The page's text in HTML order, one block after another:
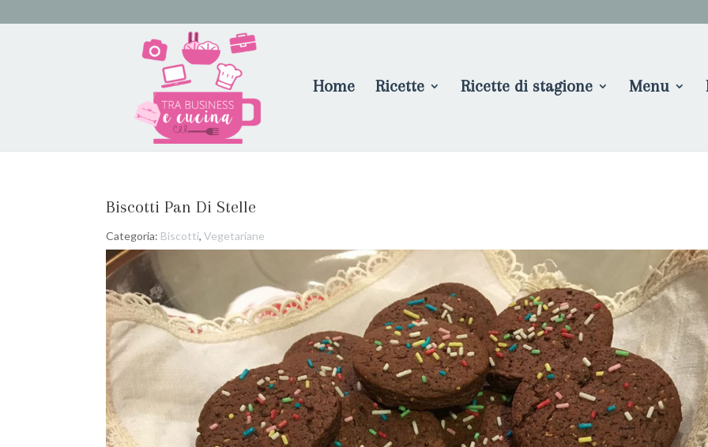
Home Ricette Ricette di stagione Menu
Biscotti Pan Di Stelle
Categoria: Biscotti,Vegetariane